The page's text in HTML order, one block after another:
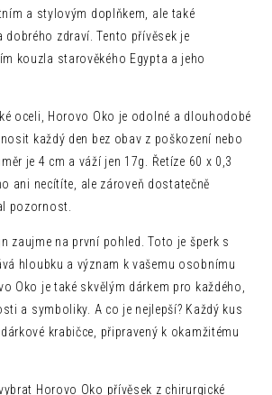
a stylovým doplňkem, ale také
dobrého zdraví. Tento přívěsek je
kouzla starověkého Egypta a jeho
oceli, Horovo Oko je odolné a dlouhodobé
každý den bez obav z poškození nebo
je 4 cm a váží jen 17g. Řetíze 60 x 0,3
ani necítíte, ale zároveň dostatečně
pozornost.
zaujme na první pohled. Toto je šperk s
hloubku a význam k vašemu osobnímu
Oko je také skvělým dárkem pro každého,
a symboliky. A co je nejlepší? Každý kus
krabičce, připravený k okamžitému
Horovo Oko přívěsek z chirurgické